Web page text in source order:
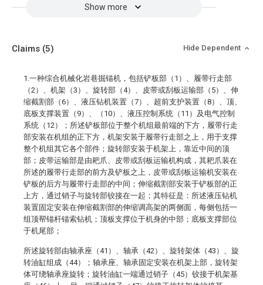
Show more
Claims (5) Hide Dependent
1.一种综合机械化岩巷掘锚机，包括铲板部（1）、履带行走部
（2）、机架（3）、旋转部（4）、皮带或刮板运输部（5）、伸
缩截割部（6）、液压钻机装置（7）、超前支护装置（8）、顶、
底板支撑装置（9）、（10）、液压控制系统（11）及电气控制
系统（12）；所述铲板部位于整个机组最前端的下方，履带行走
部安装在机组的正下方，机架安装于履带行走部之上，用于支撑
整个机组其它各个部件；旋转部安装于机架上，靠近中间的顶
部；皮带运输部是由耙爪、皮带或刮板运输机构成，其耙爪装在
所述的履带行走部的前方及铲板之上，皮带或刮板运输机安装在
铲板的后方与履带行走部的中间；伸缩截割部安装于铲板部的正
上方，通过销子与旋转部铰接在一起；其特征是：所述液压钻机
装置固定安装在伸缩截割部的伸缩调高架的两侧面，每侧包括一
组顶帮锚杆锚索钻机；顶板支撑位于机身的中部；底板支撑部位
于机尾部；
所述旋转部由轴承座（41）、轴承（42）、旋转架体（43）、旋
转油缸组成（44）；轴承座、轴承固定安装在机架上部，旋转架
体可绕轴承座旋转；旋转油缸一端通过销子（45）铰接于机架基